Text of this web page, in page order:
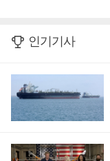
인기기사